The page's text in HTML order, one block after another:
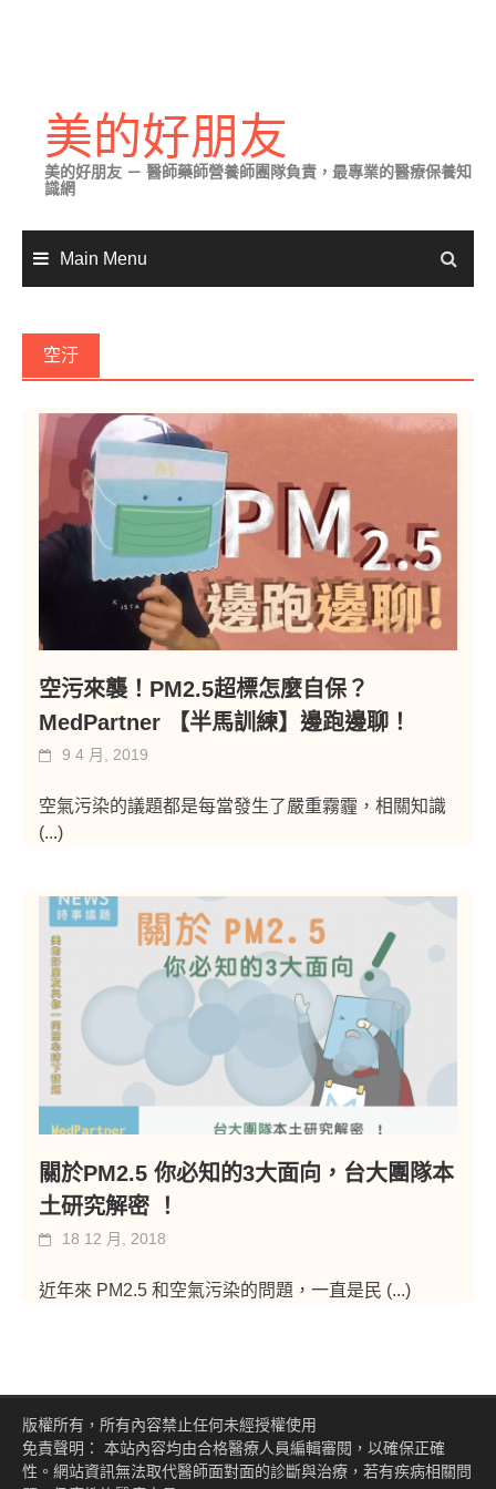
content美的好朋友
美的好朋友 － 醫師藥師營養師團隊負責，最專業的醫療保養知
識網
Main Menu
空汙
空污來襲！PM2.5超標怎麼自保？
MedPartner 【半馬訓練】邊跑邊聊！
9 4 月, 2019
空氣污染的議題都是每當發生了嚴重霧霾，相關知識
(...)
關於PM2.5 你必知的3大面向，台大團隊本
土研究解密 ！
18 12 月, 2018
近年來 PM2.5 和空氣污染的問題，一直是民 (...)
版權所有，所有內容禁止任何未經授權使用
免責聲明： 本站內容均由合格醫療人員編輯審閱，以確保正確
性。網站資訊無法取代醫師面對面的診斷與治療，若有疾病相關問